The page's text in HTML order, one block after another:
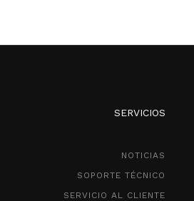
SERVICIOS
NOTICIAS
SOPORTE TÉCNICO
SERVICIO AL CLIENTE